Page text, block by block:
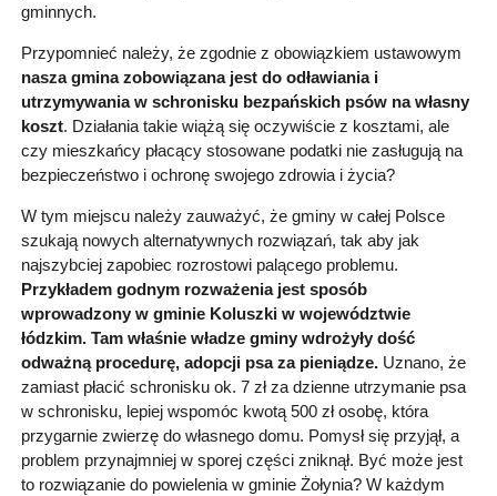
gminnych.
Przypomnieć należy, że zgodnie z obowiązkiem ustawowym
nasza gmina zobowiązana jest do odławiania i
utrzymywania w schronisku bezpańskich psów na własny
koszt. Działania takie wiążą się oczywiście z kosztami, ale
czy mieszkańcy płacący stosowane podatki nie zasługują na
bezpieczeństwo i ochronę swojego zdrowia i życia?
W tym miejscu należy zauważyć, że gminy w całej Polsce
szukają nowych alternatywnych rozwiązań, tak aby jak
najszybciej zapobiec rozrostowi palącego problemu.
Przykładem godnym rozważenia jest sposób
wprowadzony w gminie Koluszki w województwie
łódzkim. Tam właśnie władze gminy wdrożyły dość
odważną procedurę, adopcji psa za pieniądze. Uznano, że
zamiast płacić schronisku ok. 7 zł za dzienne utrzymanie psa
w schronisku, lepiej wspomóc kwotą 500 zł osobę, która
przygarnie zwierzę do własnego domu. Pomysł się przyjął, a
problem przynajmniej w sporej części zniknął. Być może jest
to rozwiązanie do powielenia w gminie Żołynia? W każdym